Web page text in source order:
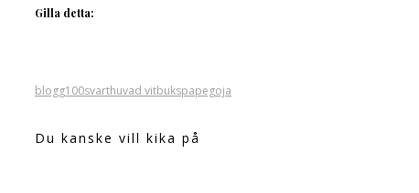
Gilla detta:
blogg100svarthuvad vitbukspapegoja
Du kanske vill kika på